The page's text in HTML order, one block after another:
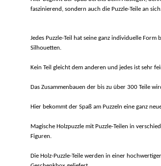
faszinierend, sondern auch die Puzzle-Teile an
Jedes Puzzle-Teil hat seine ganz individuelle Form
Silhouetten.
Kein Teil gleicht dem anderen und jedes ist sehr
Das Zusammenbauen der bis zu über 300 Teile
Hier bekommt der Spaß am Puzzeln eine ganz
Magische Holzpuzzle mit Puzzle-Teilen in
Figuren.
Die Holz-Puzzle-Teile werden in einer